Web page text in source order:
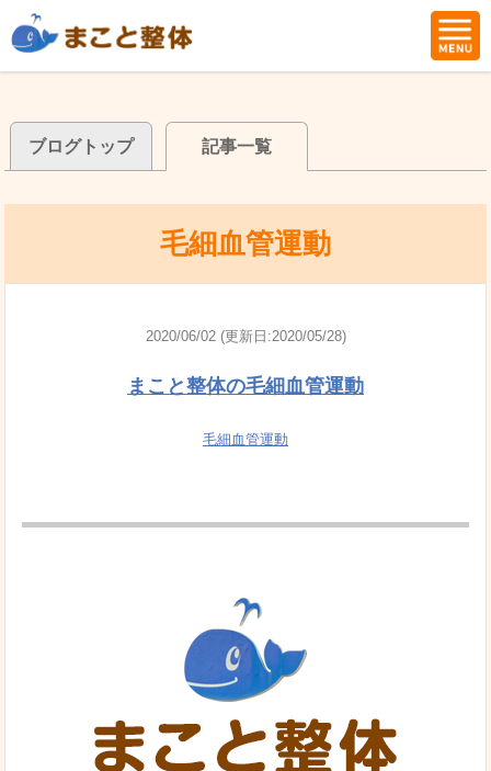
ブログトップ 記事一覧
毛細血管運動
2020/06/02 (更新日:2020/05/28)
まこと整体の毛細血管運動
毛細血管運動